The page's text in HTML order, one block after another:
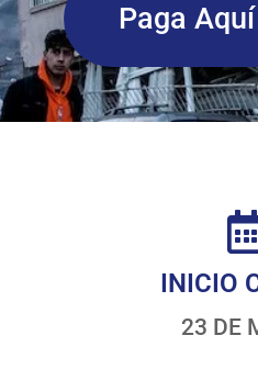
Paga
INICIO
23 DE